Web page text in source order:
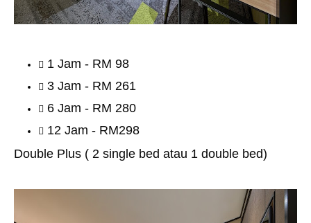
1 Jam - RM 98
3 Jam - RM 261
6 Jam - RM 280
12 Jam - RM298
Double Plus ( 2 single bed atau 1 double bed)